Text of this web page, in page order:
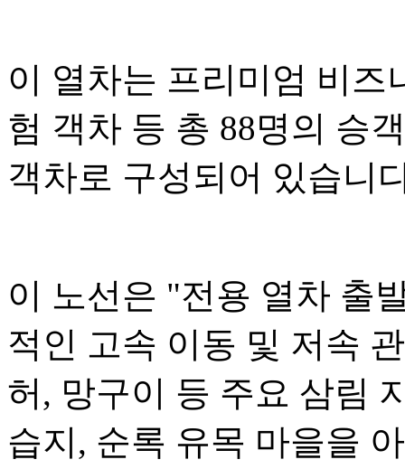
이 열차는 프리미엄 비즈
험 객차 등 총 88명의 승
객차로 구성되어 있습니
이 노선은 "전용 열차 출
적인 고속 이동 및 저속
허, 망구이 등 주요 삼림
습지, 순록 유목 마을을